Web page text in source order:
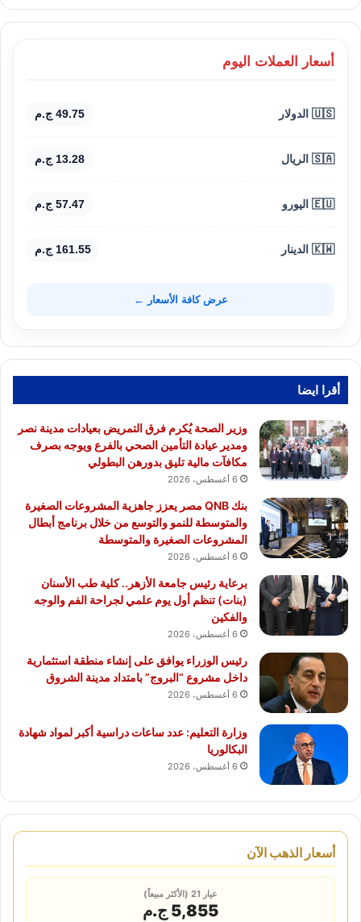
أسعار العملات اليوم
🇺🇸 الدولار 49.75 ج.م
🇸🇦 الريال 13.28 ج.م
🇪🇺 اليورو 57.47 ج.م
🇰🇼 الدينار 161.55 ج.م
عرض كافة الأسعار ←
أقرا ايضا
وزير الصحة يُكرم فرق التمريض بعيادات مدينة نصر
ومدير عيادة التأمين الصحي بالفرع ويوجه بصرف
مكافآت مالية تليق بدورهن البطولي
6 أغسطس، 2026
بنك QNB مصر يعزز جاهزية المشروعات الصغيرة
والمتوسطة للنمو والتوسع من خلال برنامج أبطال
المشروعات الصغيرة والمتوسطة
6 أغسطس، 2026
برعاية رئيس جامعة الأزهر.. كلية طب الأسنان
(بنات) تنظم أول يوم علمي لجراحة الفم والوجه
والفكين
6 أغسطس، 2026
رئيس الوزراء يوافق على إنشاء منطقة استثمارية
داخل مشروع “البروج” بامتداد مدينة الشروق
6 أغسطس، 2026
وزارة التعليم: عدد ساعات دراسية أكبر لمواد شهادة
البكالوريا
6 أغسطس، 2026
أسعار الذهب الآن
عيار 21 (الأكثر مبيعاً)
5,855 ج.م